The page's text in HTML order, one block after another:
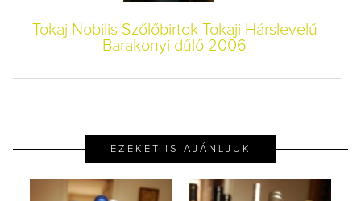
Tokaj Nobilis Szőlőbirtok Tokaji Hárslevelű
Barakonyi dűlő 2006
EZEKET IS AJÁNLJUK